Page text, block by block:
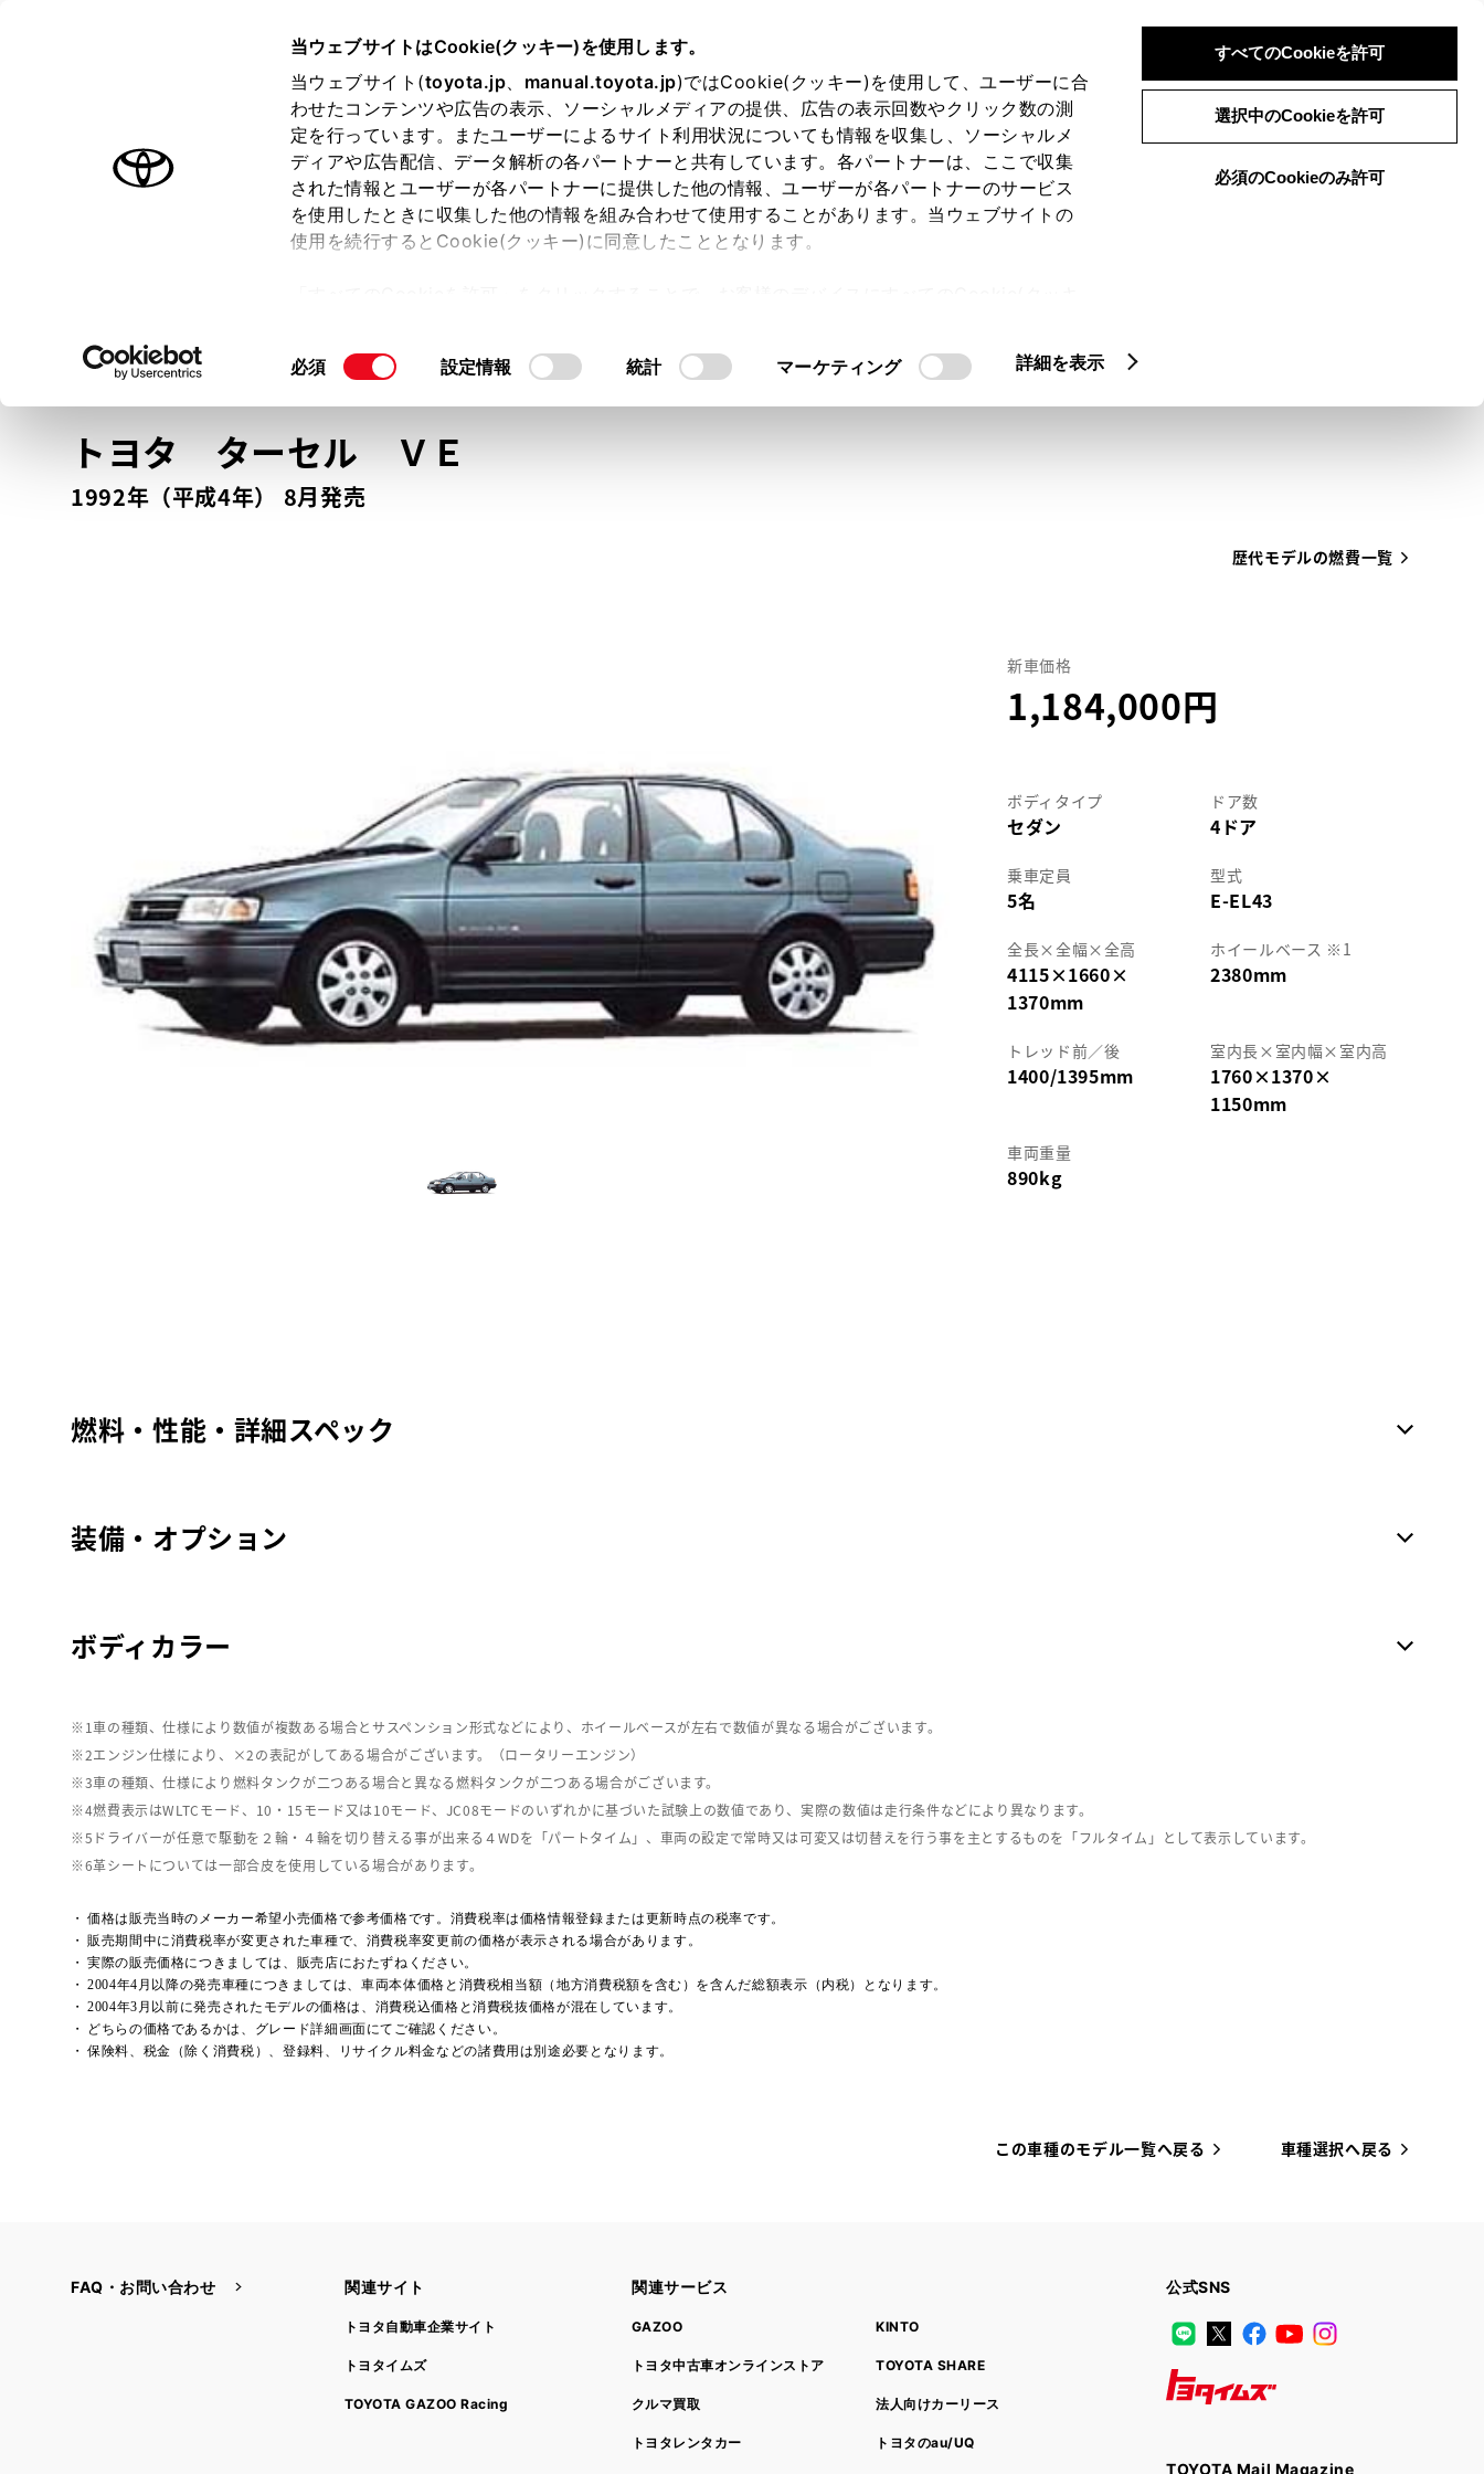
当ウェブサイトはCookie(クッキー)を使用します。
当ウェブサイト(toyota.jp、 manual.toyota.jp)ではCookie(クッキー)を使用して、ユーザーに合
わせたコンテンツや広告の表示、ソーシャルメディアの提供、広告の表示回数やクリック数の測
定を行っています。またユーザーによるサイト利用状況についても情報を収集し、ソーシャルメ
ディアや広告配信、データ解析の各パートナーと共有しています。各パートナーは、ここで収集
された情報とユーザーが各パートナーに提供した他の情報、ユーザーが各パートナーのサービス
を使用したときに収集した他の情報を組み合わせて使用することがあります。当ウェブサイトの
使用を続行するとCookie(クッキー)に同意したこととなります。
て」をご覧ください。
同
選
択
必須 設定情報 統計 マーケティング 詳細を表示
すべてのCookieを許可
選択中のCookieを許可
必須のCookieのみ許可
ログイン 検索 メニュー
オーナーサポート トピックス
トヨタ認定中古車 メニュー
トヨタ認定中古車の魅力 3つの買い方 オンライン購入お気に入り 保存した見積り
の選択 モデル・年式・グレード クルマ情報
トヨタ ターセルＶＥ
1992年（平成4年） 8月発売
歴代モデルの燃費一覧
新車価格
1,184,000
ボディタイプ
セダン
ドア数
4ドア
乗車定員
5名
型式
E-EL43
全長×全幅×全高
4115×1660×
1370mm
ホイールベース ※1
2380mm
トレッド前／後
1400/1395mm
室内長× 室内幅× 室内高
1760×1370×
1150mm
車両重量
890kg
燃料・性能・詳細スペック
装備・オプション
ボディカラー
車の種類、仕様により数値が複数ある場合とサスペンション形式などにより、ホイールベースが左右で数値が異なる場合がございます。
エンジン仕様により、×2の表記がしてある場合がございます。（ロータリーエンジン）
車の種類、仕様により燃料タンクが二つある場合と異なる燃料タンクが二つある場合がございます。
燃費表示はWLTCモード、10・15モード又は10モード、JC08モードのいずれかに基づいた試験上の数値であり、実際の数値は走行条件などにより異なります。
ドライバーが任意で駆動を２輪・４輪を切り替える事が出来る４WDを「パートタイム」、車両の設定で常時又は可変又は切替えを行う事を主とするものを「フルタイム」として表示しています。
革シートについては一部合皮を使用している場合があります。
価格は販売当時のメーカー希望小売価格で参考価格です。消費税率は価格情報登録または更新時点の税率です。
販売期間中に消費税率が変更された車種で、消費税率変更前の価格が表示される場合があります。
実際の販売価格につきましては、販売店におたずねください。
2004年4月以降の発売車種につきましては、車両本体価格と消費税相当額（地方消費税額を含む）を含んだ総額表示（内税）となります。
2004年3月以前に発売されたモデルの価格は、消費税込価格と消費税抜価格が混在しています。
どちらの価格であるかは、グレード詳細画面にてご確認ください。
保険料、税金（除く消費税）、登録料、リサイクル料金などの諸費用は別途必要となります。
この車種のモデル一覧へ戻る 車種選択へ戻る
FAQ・お問い合わせ 関連サイト
トヨタ自動車企業サイト
トヨタイムズ
TOYOTA GAZOO Racing
関連サービス
GAZOO
トヨタ中古車オンラインストア
クルマ買取
トヨタレンタカー
KINTO
TOYOTA SHARE
法人向けカーリース
トヨタのau/UQ
公式SNS
LINEX Facebook
YouTube
TOYOTA Mail Magazine